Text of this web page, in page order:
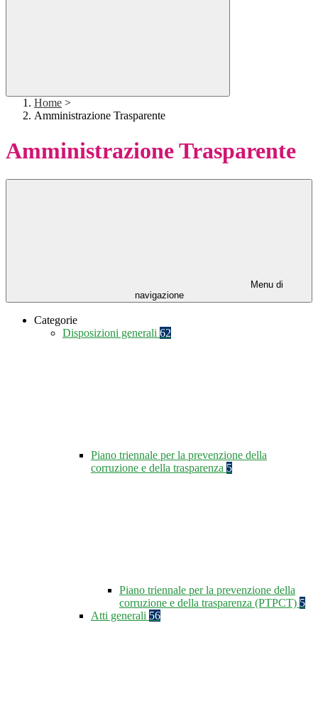
Home >
Amministrazione Trasparente
Amministrazione Trasparente
Menu di
navigazione
Categorie
Disposizioni generali 62
Piano triennale per la prevenzione della
corruzione e della trasparenza 5
Piano triennale per la prevenzione della
corruzione e della trasparenza (PTPCT) 5
Atti generali 56